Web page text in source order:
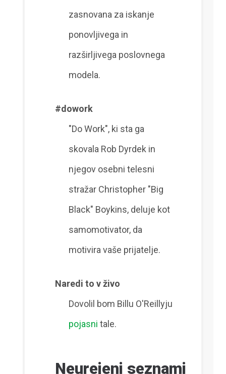
zasnovana za iskanje
ponovljivega in
razširljivega poslovnega
modela.
#dowork
"Do Work", ki sta ga
skovala Rob Dyrdek in
njegov osebni telesni
stražar Christopher "Big
Black" Boykins, deluje kot
samomotivator, da
motivira vaše prijatelje.
Naredi to v živo
Dovolil bom Billu O'Reillyju
pojasni tale.
Neurejeni seznami